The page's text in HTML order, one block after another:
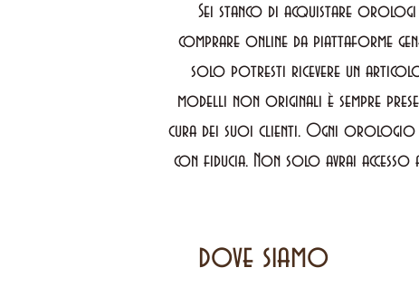
Sei stanco di acquistare orologi
comprare online da piattaforme
solo potresti ricevere un
modelli non originali è sempre
cura dei suoi clienti. Ogni orologio
con fiducia. Non solo avrai accesso
dove siamo